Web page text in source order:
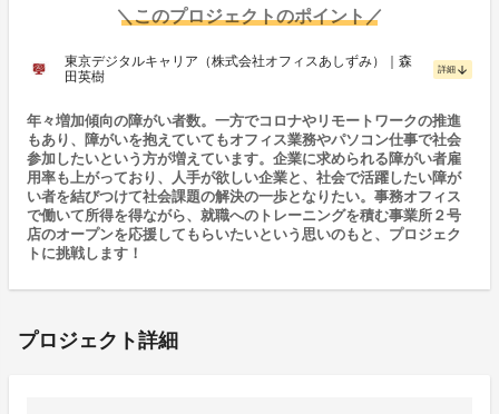
＼このプロジェクトのポイント／
東京デジタルキャリア（株式会社オフィスあしずみ）｜森
田英樹
詳細 arrow_downward
年々増加傾向の障がい者数。一方でコロナやリモートワークの推進
もあり、障がいを抱えていてもオフィス業務やパソコン仕事で社会
参加したいという方が増えています。企業に求められる障がい者雇
用率も上がっており、人手が欲しい企業と、社会で活躍したい障が
い者を結びつけて社会課題の解決の一歩となりたい。事務オフィス
で働いて所得を得ながら、就職へのトレーニングを積む事業所２号
店のオープンを応援してもらいたいという思いのもと、プロジェク
トに挑戦します！
プロジェクト詳細